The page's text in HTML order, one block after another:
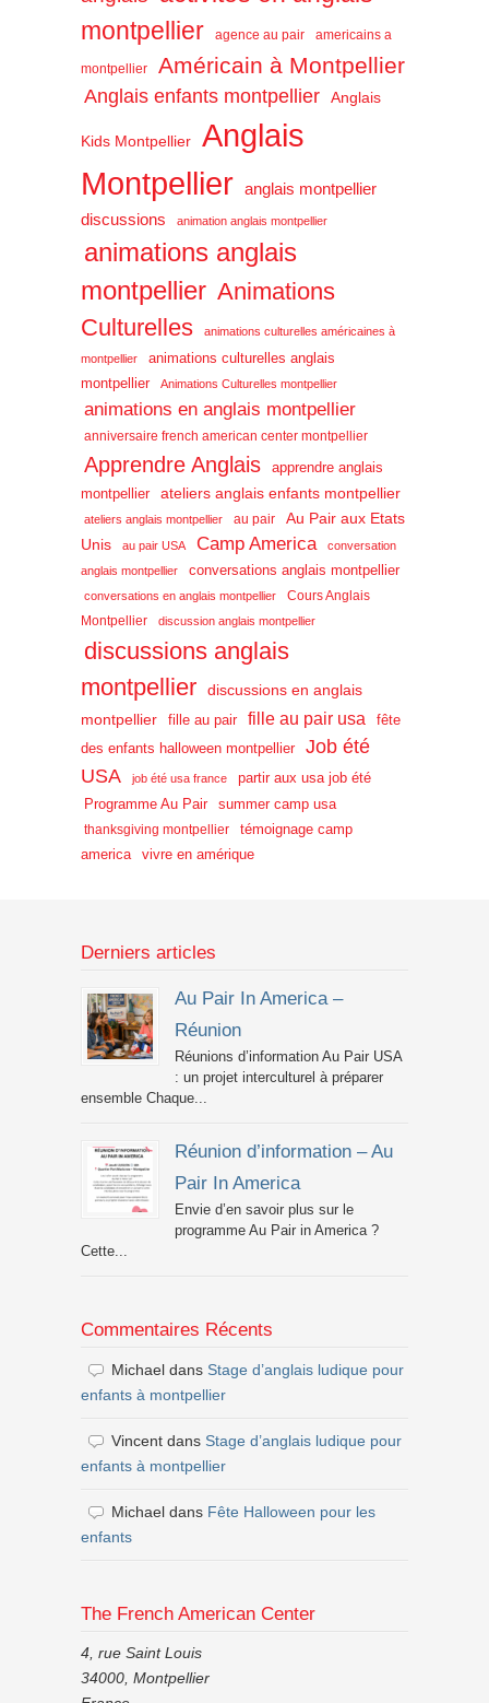
montpellier
agence au pair americains a
montpellier Américain à Montpellier
Anglais enfants montpellier Anglais
Kids Montpellier
Anglais
Montpellier
anglais montpellier
discussions
animation anglais montpellier
animations anglais
montpellier Animations
Culturelles
animations culturelles américaines à
montpellier
animations culturelles anglais
montpellier
Animations Culturelles montpellier
animations en anglais montpellier
anniversaire french american center montpellier
Apprendre Anglais
apprendre anglais
montpellier
ateliers anglais enfants montpellier
ateliers anglais montpellier au pair
Au Pair aux Etats
Unis
au pair USA Camp America
conversation
anglais montpellier
conversations anglais montpellier
conversations en anglais montpellier
Cours Anglais
Montpellier
discussion anglais montpellier
discussions anglais
montpellier
discussions en anglais
montpellier
fille au pair fille au pair usa
fête
des enfants halloween montpellier
Job été
USA
job été usa france
partir aux usa job été
Programme Au Pair
summer camp usa
thanksgiving montpellier
témoignage camp
america
vivre en amérique
Derniers articles
Au Pair In America –
Réunion
Réunions d’information Au Pair USA
: un projet interculturel à préparer
ensemble Chaque...
Réunion d’information – Au
Pair In America
Envie d’en savoir plus sur le
programme Au Pair in America ?
Cette...
Commentaires Récents
Michael dans Stage d’anglais ludique pour
enfants à montpellier
Vincent dans Stage d’anglais ludique pour
enfants à montpellier
Michael dans Fête Halloween pour les
enfants
The French American Center
4, rue Saint Louis
34000, Montpellier